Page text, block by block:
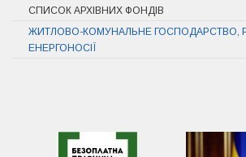
СПИСОК АРХІВНИХ ФОНДІВ
ЖИТЛОВО-КОМУНАЛЬНЕ ГОСПОДАРСТВО,
ЕНЕРГОНОСІЇ